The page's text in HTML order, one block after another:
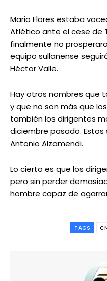
Mario Flores estaba
Atlético ante el cese de
finalmente no
equipo sullanense
Héctor Valle.
Hay otros nombres que
y que no son más que
también los dirigentes
diciembre pasado. Estos
Antonio Alzamendi.
Lo cierto es que los
pero sin perder
hombre capaz de
TAGS